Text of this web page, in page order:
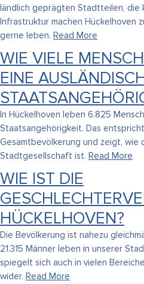
ländlich geprägten Stadtteilen,
Infrastruktur machen Hückelhoven
gerne leben. Read More
WIE VIELE
EINE
In Hückelhoven leben 6.825
Staatsangehörigkeit. Das
Gesamtbevölkerung und zeigt, wie
Stadtgesellschaft ist. Read More
WIE IST DIE
HÜCKELHOVEN?
Die Bevölkerung ist nahezu
21.315 Männer leben in unserer
spiegelt sich auch in vielen
wider. Read More